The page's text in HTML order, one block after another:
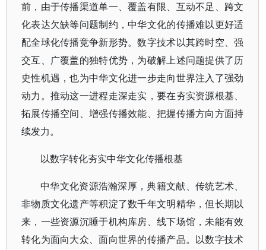
前，由于传播渠道单一、覆盖有限、互动不足、跨文
化表达欠缺等问题制约，中华文化的传播难以更好适
配全球化传播竞争新形势。数字技术以其跨时空、强
交互、广覆盖的独特优势，为破解上述问题提供了历
史性机遇，也为中华文化进一步走向世界注入了强劲
动力。推动这一进程走深走实，要在夯实资源根基、
拓展传播空间、增强传播效能、把握传播方向方面持
续发力。
以数字转化夯实中华文化传播根基
中华文化资源浩瀚深厚，典籍文献、传统艺术、
非物质文化遗产等积淀了数千年文明精华，但长期以
来，一些资源沉睡于机构库房、线下场馆，未能有效
转化为面向大众、面向世界的传播产品。以数字技术